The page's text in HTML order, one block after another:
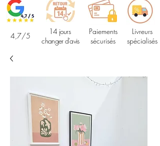
4,7/5
14 jours
changer d'avis
Paiements
sécurisés
Livreurs
spécialisés